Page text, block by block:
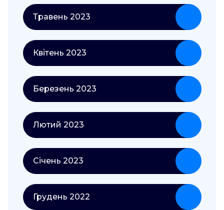
Травень 2023
Квітень 2023
Березень 2023
Лютий 2023
Січень 2023
Грудень 2022